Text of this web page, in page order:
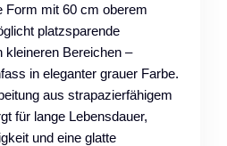
Form mit 60 cm oberem
platzsparende
kleineren Bereichen –
in eleganter grauer Farbe.
aus strapazierfähigem
für lange Lebensdauer,
und eine glatte